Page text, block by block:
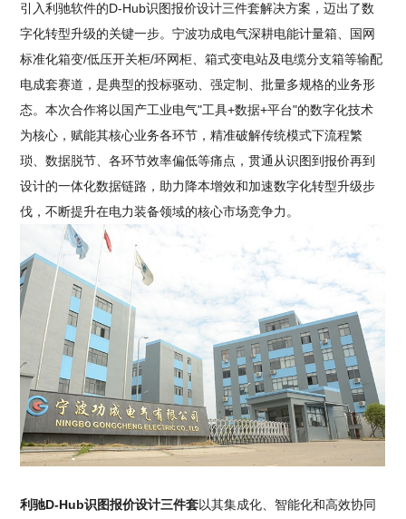
引入利驰软件的D-Hub识图报价设计三件套解决方案，迈出了数
字化转型升级的关键一步。宁波功成电气深耕电能计量箱、国网
标准化箱变/低压开关柜/环网柜、箱式变电站及电缆分支箱等输配
电成套赛道，是典型的投标驱动、强定制、批量多规格的业务形
态。本次合作将以国产工业电气"工具+数据+平台"的数字化技术
为核心，赋能其核心业务各环节，精准破解传统模式下流程繁
琐、数据脱节、各环节效率偏低等痛点，贯通从识图到报价再到
设计的一体化数据链路，助力降本增效和加速数字化转型升级步
伐，不断提升在电力装备领域的核心市场竞争力。
利驰D-Hub识图报价设计三件套以其集成化、智能化和高效协同